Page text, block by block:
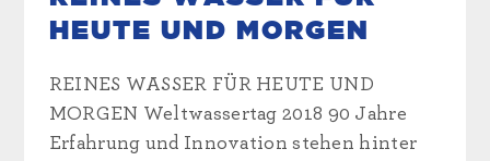
HEUTE UND MORGEN
REINES WASSER FÜR HEUTE UND
MORGEN Weltwassertag 2018 90 Jahre
Erfahrung und Innovation stehen hinter